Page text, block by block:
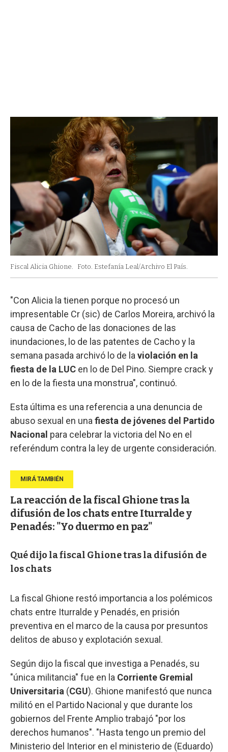
Fiscal Alicia Ghione. Foto. Estefanía Leal/Archivo El País.
"Con Alicia la tienen porque no procesó un
impresentable Cr (sic) de Carlos Moreira, archivó la
causa de Cacho de las donaciones de las
inundaciones, lo de las patentes de Cacho y la
semana pasada archivó lo de la violación en la
fiesta de la LUC en lo de Del Pino. Siempre crack y
en lo de la fiesta una monstrua", continuó.
Esta última es una referencia a una denuncia de
abuso sexual en una fiesta de jóvenes del Partido
Nacional para celebrar la victoria del No en el
referéndum contra la ley de urgente consideración.
La reacción de la fiscal Ghione tras la
difusión de los chats entre Iturralde y
Penadés: "Yo duermo en paz"
Qué dijo la fiscal Ghione tras la difusión de
los chats
La fiscal Ghione restó importancia a los polémicos
chats entre Iturralde y Penadés, en prisión
preventiva en el marco de la causa por presuntos
delitos de abuso y explotación sexual.
Según dijo la fiscal que investiga a Penadés, su
"única militancia" fue en la Corriente Gremial
Universitaria (CGU). Ghione manifestó que nunca
militó en el Partido Nacional y que durante los
gobiernos del Frente Amplio trabajó "por los
derechos humanos". "Hasta tengo un premio del
Ministerio del Interior en el ministerio de (Eduardo)